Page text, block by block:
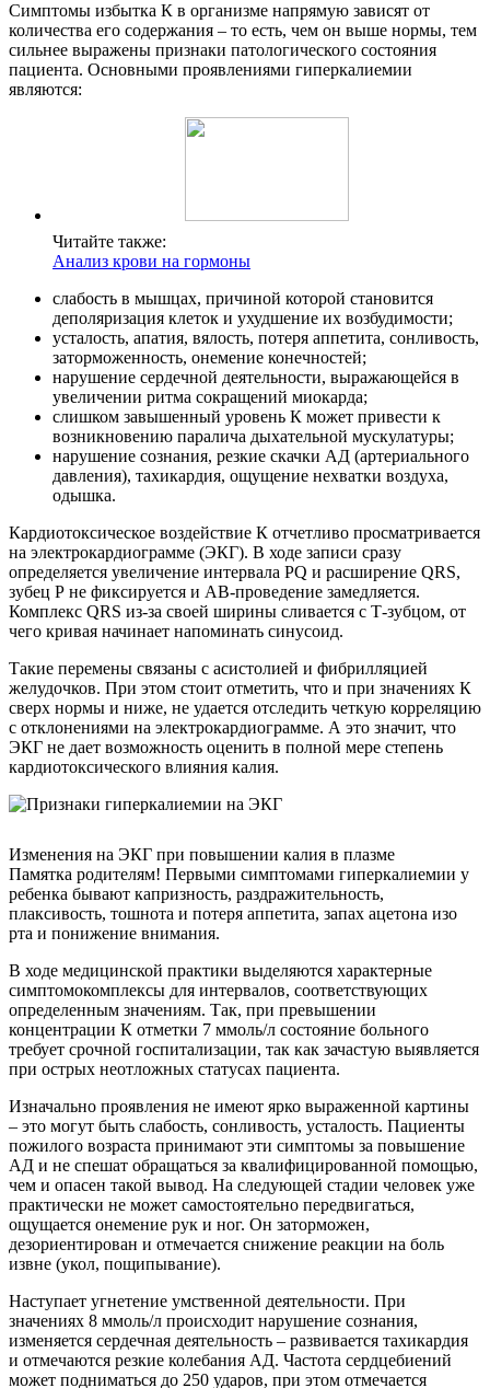
Симптомы избытка К в организме напрямую зависят от
количества его содержания – то есть, чем он выше нормы, тем
сильнее выражены признаки патологического состояния
пациента. Основными проявлениями гиперкалиемии
являются:
Читайте также:
Анализ крови на гормоны
слабость в мышцах, причиной которой становится
деполяризация клеток и ухудшение их возбудимости;
усталость, апатия, вялость, потеря аппетита, сонливость,
заторможенность, онемение конечностей;
нарушение сердечной деятельности, выражающейся в
увеличении ритма сокращений миокарда;
слишком завышенный уровень К может привести к
возникновению паралича дыхательной мускулатуры;
нарушение сознания, резкие скачки АД (артериального
давления), тахикардия, ощущение нехватки воздуха,
одышка.
Кардиотоксическое воздействие К отчетливо просматривается
на электрокардиограмме (ЭКГ). В ходе записи сразу
определяется увеличение интервала PQ и расширение QRS,
зубец Р не фиксируется и АВ-проведение замедляется.
Комплекс QRS из-за своей ширины сливается с Т-зубцом, от
чего кривая начинает напоминать синусоид.
Такие перемены связаны с асистолией и фибрилляцией
желудочков. При этом стоит отметить, что и при значениях К
сверх нормы и ниже, не удается отследить четкую корреляцию
с отклонениями на электрокардиограмме. А это значит, что
ЭКГ не дает возможность оценить в полной мере степень
кардиотоксического влияния калия.
Изменения на ЭКГ при повышении калия в плазме
Памятка родителям! Первыми симптомами гиперкалиемии у
ребенка бывают капризность, раздражительность,
плаксивость, тошнота и потеря аппетита, запах ацетона изо
рта и понижение внимания.
В ходе медицинской практики выделяются характерные
симптомокомплексы для интервалов, соответствующих
определенным значениям. Так, при превышении
концентрации К отметки 7 ммоль/л состояние больного
требует срочной госпитализации, так как зачастую выявляется
при острых неотложных статусах пациента.
Изначально проявления не имеют ярко выраженной картины
– это могут быть слабость, сонливость, усталость. Пациенты
пожилого возраста принимают эти симптомы за повышение
АД и не спешат обращаться за квалифицированной помощью,
чем и опасен такой вывод. На следующей стадии человек уже
практически не может самостоятельно передвигаться,
ощущается онемение рук и ног. Он заторможен,
дезориентирован и отмечается снижение реакции на боль
извне (укол, пощипывание).
Наступает угнетение умственной деятельности. При
значениях 8 ммоль/л происходит нарушение сознания,
изменяется сердечная деятельность – развивается тахикардия
и отмечаются резкие колебания АД. Частота сердцебиений
может подниматься до 250 ударов, при этом отмечается